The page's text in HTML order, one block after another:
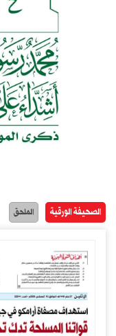
الصحيفة الورقية الملحق